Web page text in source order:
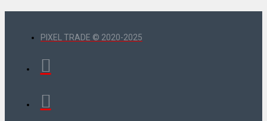
PIXEL TRADE © 2020-2025